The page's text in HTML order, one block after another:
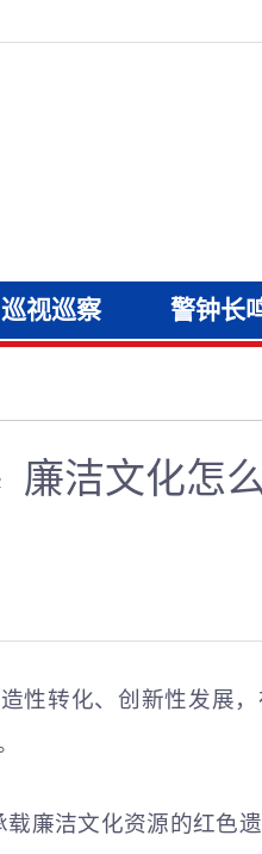
巡视巡察 警钟长
廉洁文化怎
性转化、创新性发展
廉洁文化资源的红色